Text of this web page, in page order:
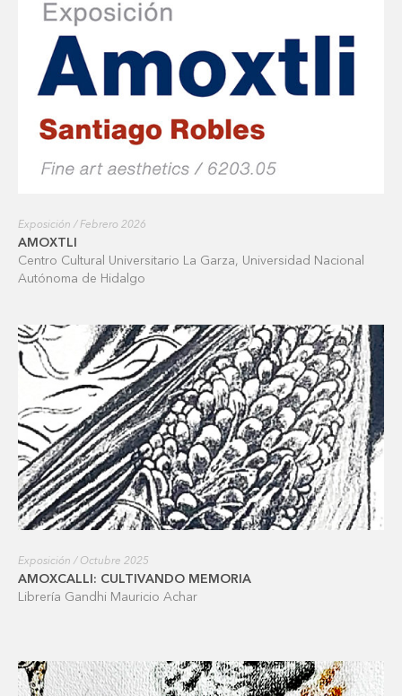
Exposición / Febrero 2026
AMOXTLI
Centro Cultural Universitario La Garza, Universidad Nacional
Autónoma de Hidalgo
Exposición / Octubre 2025
AMOXCALLI: CULTIVANDO MEMORIA
Librería Gandhi Mauricio Achar